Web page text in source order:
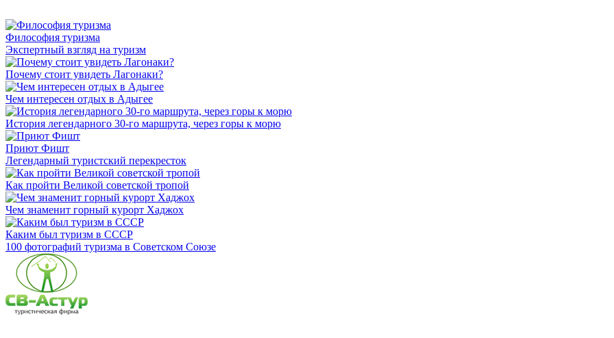
Философия туризма
Экспертный взгляд на туризм
Почему стоит увидеть Лагонаки?
Чем интересен отдых в Адыгее
История легендарного 30-го маршрута, через горы к морю
Приют Фишт
Легендарный туристский перекресток
Как пройти Великой советской тропой
Чем знаменит горный курорт Хаджох
Каким был туризм в СССР
100 фотографий туризма в Советском Союзе